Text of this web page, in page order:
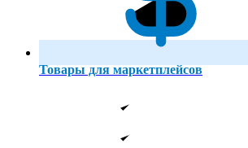
Товары для маркетплейсов